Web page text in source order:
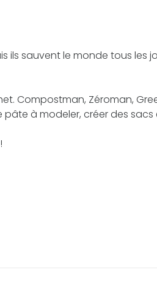
sauvent le monde tous les
Compostman, Zéroman,
à modeler, créer des sacs